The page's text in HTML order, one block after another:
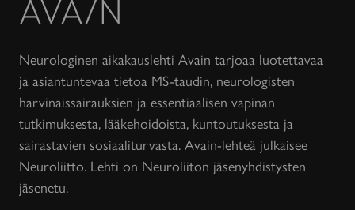
lehti
Neurologinen aikakauslehti Avain tarjoaa luotettavaa
ja asiantuntevaa tietoa MS-taudin, neurologisten
harvinaissairauksien ja essentiaalisen vapinan
tutkimuksesta, lääkehoidoista, kuntoutuksesta ja
sairastavien sosiaaliturvasta. Avain-lehteä julkaisee
Neuroliitto. Lehti on Neuroliiton jäsenyhdistysten
jäsenetu.